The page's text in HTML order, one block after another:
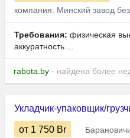
компания: Минский завод
Требования: физическая
аккуратность ...
rabota.by - найдена более
Укладчик-упаковщик/
от 1 750 Br